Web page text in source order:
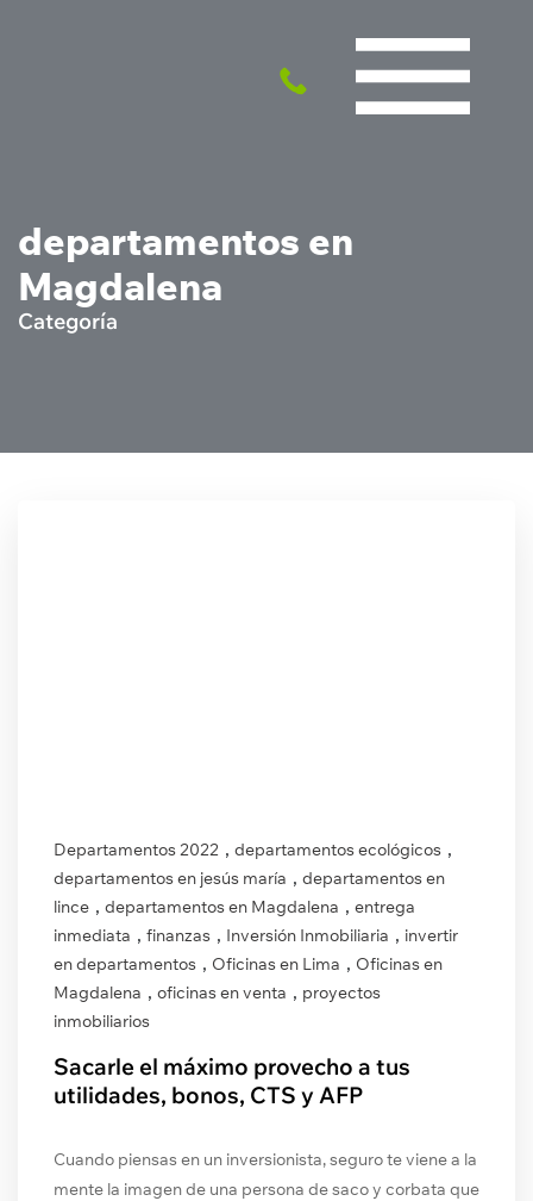
departamentos en
Magdalena
Categoría
Departamentos 2022 , departamentos ecológicos ,
departamentos en jesús maría , departamentos en
lince , departamentos en Magdalena , entrega
inmediata , finanzas , Inversión Inmobiliaria , invertir
en departamentos , Oficinas en Lima , Oficinas en
Magdalena , oficinas en venta , proyectos
inmobiliarios
Sacarle el máximo provecho a tus
utilidades, bonos, CTS y AFP
Cuando piensas en un inversionista, seguro te viene a la
mente la imagen de una persona de saco y corbata que